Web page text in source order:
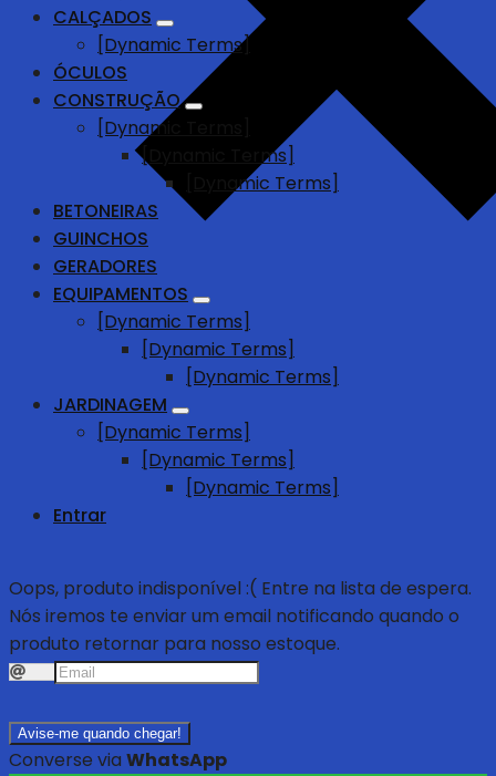
CALÇADOS
[Dynamic Terms]
ÓCULOS
CONSTRUÇÃO
[Dynamic Terms]
[Dynamic Terms]
[Dynamic Terms]
BETONEIRAS
GUINCHOS
GERADORES
EQUIPAMENTOS
[Dynamic Terms]
[Dynamic Terms]
[Dynamic Terms]
JARDINAGEM
[Dynamic Terms]
[Dynamic Terms]
[Dynamic Terms]
Entrar
Oops, produto indisponível :( Entre na lista de espera.
Nós iremos te enviar um email notificando quando o
produto retornar para nosso estoque.
Avise-me quando chegar!
Converse via WhatsApp